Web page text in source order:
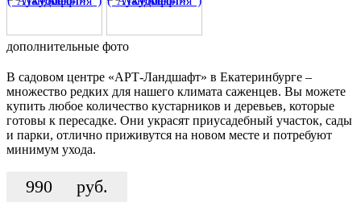
дополнительные фото
В садовом центре «АРТ-Ландшафт» в Екатеринбурге –
множество редких для нашего климата саженцев. Вы можете
купить любое количество кустарников и деревьев, которые
готовы к пересадке. Они украсят приусадебный участок, сады
и парки, отлично приживутся на новом месте и потребуют
минимум ухода.
990 руб.